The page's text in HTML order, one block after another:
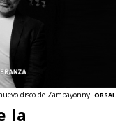
disco de Zambayonny. ORSAI.
la